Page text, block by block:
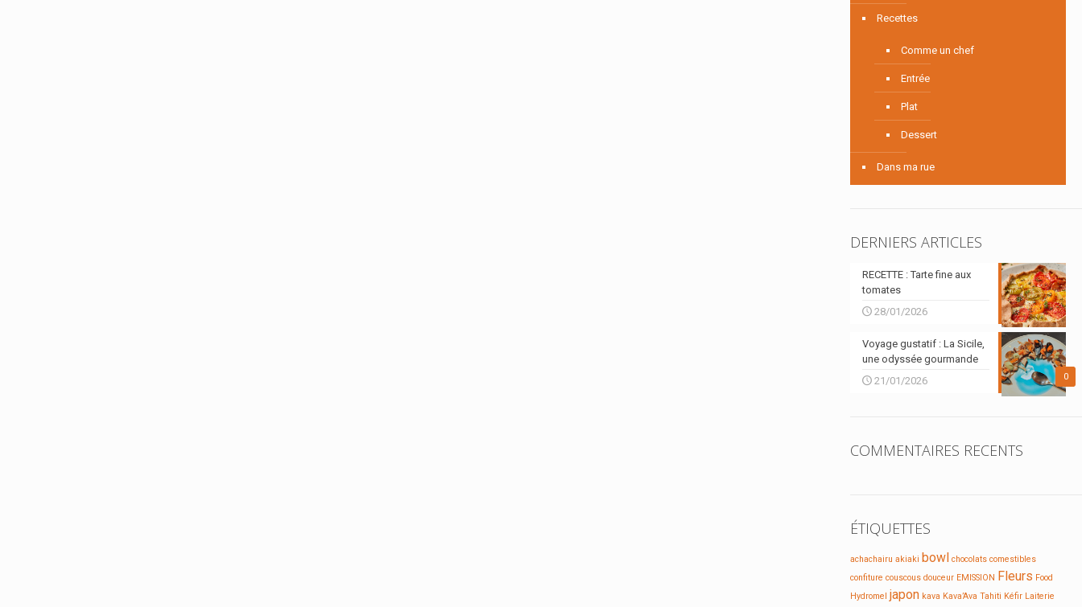
Recettes
Comme un chef
Entrée
Plat
Dessert
Dans ma rue
DERNIERS ARTICLES
RECETTE : Tarte fine aux
tomates
28/01/2026
0
Voyage gustatif : La Sicile,
une odyssée gourmande
21/01/2026
COMMENTAIRES RECENTS
ÉTIQUETTES
achachairu akiaki bowl chocolats comestibles
confiture couscous douceur EMISSION Fleurs Food
Hydromel japon kava Kava’Ava Tahiti Kéfir Laiterie